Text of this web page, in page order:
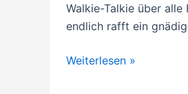
Walkie-Talkie über alle
endlich rafft ein
Filmkritik:
Weiterlesen »